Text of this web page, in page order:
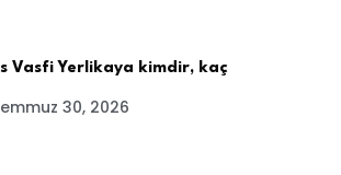
Vasfi Yerlikaya kimdir, kaç
30, 2026